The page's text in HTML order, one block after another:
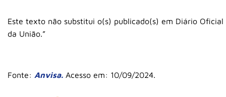
Este texto não substitui o(s) publicado(s) em Diário Oficial
da União.”
Fonte: Anvisa. Acesso em: 10/09/2024.